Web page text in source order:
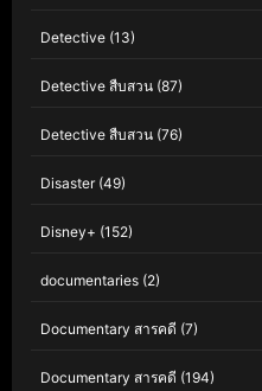
Detective (13)
Detective สืบสวน (87)
Detective สืบสวน (76)
Disaster(49)
Disney+ (152)
documentaries (2)
Documentary สารคดี (7)
Documentary สารคดี (194)